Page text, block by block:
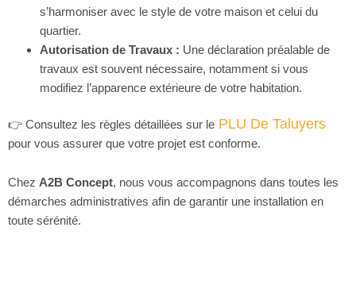
s’harmoniser avec le style de votre maison et celui du
quartier.
Autorisation de Travaux : Une déclaration préalable de
travaux est souvent nécessaire, notamment si vous
modifiez l’apparence extérieure de votre habitation.
👉 Consultez les règles détaillées sur le PLU De Taluyers
pour vous assurer que votre projet est conforme.
Chez A2B Concept, nous vous accompagnons dans toutes les
démarches administratives afin de garantir une installation en
toute sérénité.